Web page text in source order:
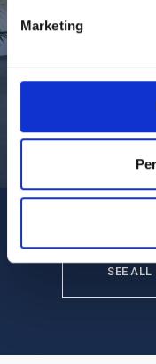
Marketing
Visita del Presidente
SEE ALL